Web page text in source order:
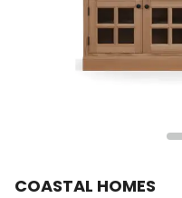
COASTAL HOMES